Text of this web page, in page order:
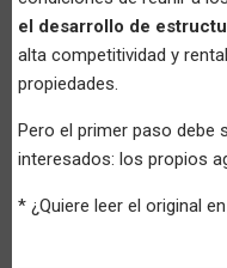
el desarrollo de
alta competitividad y
propiedades.
Pero el primer paso debe
interesados: los propios
* ¿Quiere leer el original